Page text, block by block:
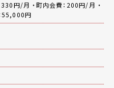
330円/月 ・町内会費：200円/月 ・
55,000円